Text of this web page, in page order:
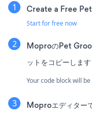
Create a Free
Start for free now
MoproのPet
ットをコピーします
Your code block will
Moproエディター